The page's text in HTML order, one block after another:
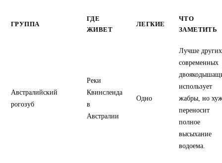
ГРУППА
ГДЕ
ЖИВЕТ
ЛЕГКИЕ
ЧТО
ЗАМЕТИТЬ
Австралийский
рогозуб
Реки
Квинсленда
в
Австралии
Одно
Лучше других
современных
использует
жабры, но
переносит
полное
высыхание
водоема.